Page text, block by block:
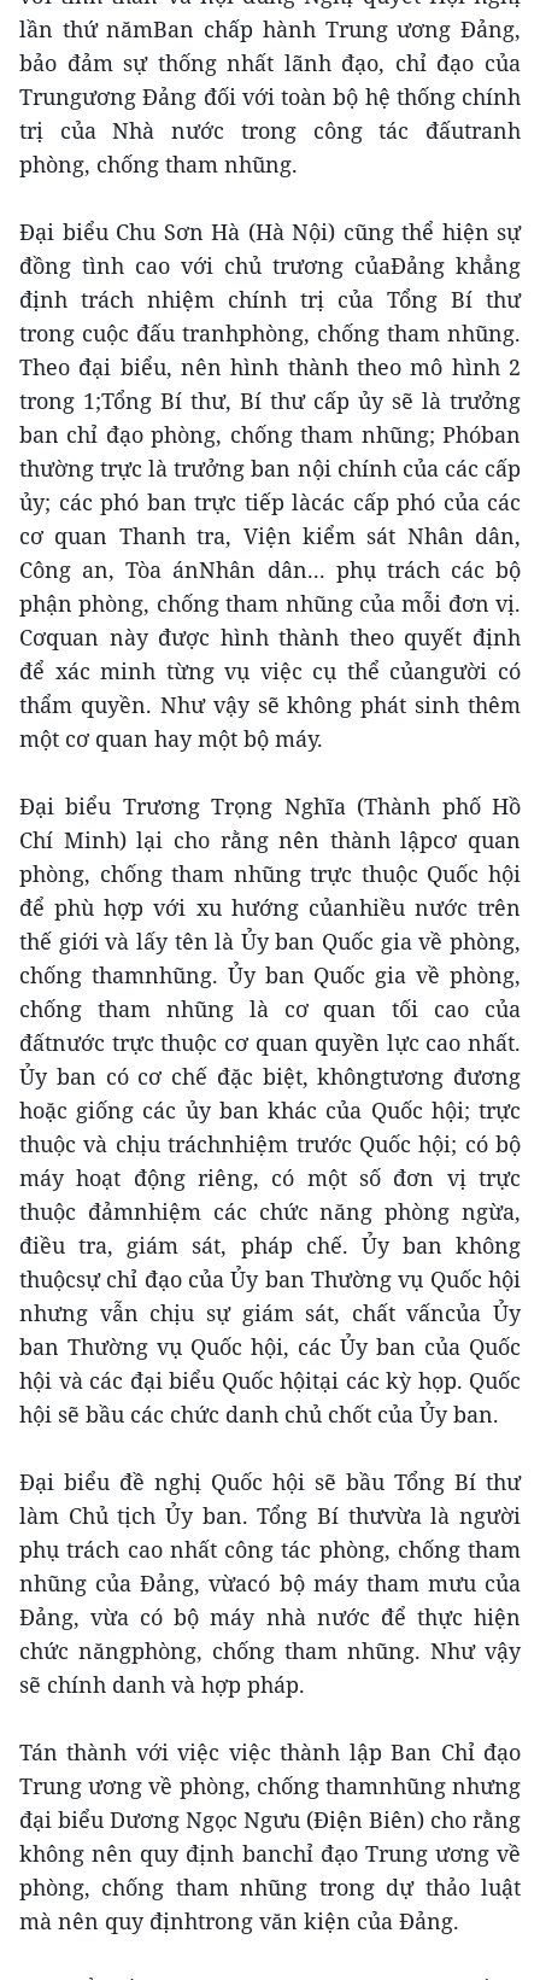
lần thứ nămBan chấp hành Trung ương Đảng,
bảo đảm sự thống nhất lãnh đạo, chỉ đạo của
Trungương Đảng đối với toàn bộ hệ thống chính
trị của Nhà nước trong công tác đấutranh
phòng, chống tham nhũng.
Đại biểu Chu Sơn Hà (Hà Nội) cũng thể hiện sự
đồng tình cao với chủ trương củaĐảng khẳng
định trách nhiệm chính trị của Tổng Bí thư
trong cuộc đấu tranhphòng, chống tham nhũng.
Theo đại biểu, nên hình thành theo mô hình 2
trong 1;Tổng Bí thư, Bí thư cấp ủy sẽ là trưởng
ban chỉ đạo phòng, chống tham nhũng; Phóban
thường trực là trưởng ban nội chính của các cấp
ủy; các phó ban trực tiếp làcác cấp phó của các
cơ quan Thanh tra, Viện kiểm sát Nhân dân,
Công an, Tòa ánNhân dân... phụ trách các bộ
phận phòng, chống tham nhũng của mỗi đơn vị.
Cơquan này được hình thành theo quyết định
để xác minh từng vụ việc cụ thể củangười có
thẩm quyền. Như vậy sẽ không phát sinh thêm
một cơ quan hay một bộ máy.
Đại biểu Trương Trọng Nghĩa (Thành phố Hồ
Chí Minh) lại cho rằng nên thành lậpcơ quan
phòng, chống tham nhũng trực thuộc Quốc hội
để phù hợp với xu hướng củanhiều nước trên
thế giới và lấy tên là Ủy ban Quốc gia về phòng,
chống thamnhũng. Ủy ban Quốc gia về phòng,
chống tham nhũng là cơ quan tối cao của
đấtnước trực thuộc cơ quan quyền lực cao nhất.
Ủy ban có cơ chế đặc biệt, khôngtương đương
hoặc giống các ủy ban khác của Quốc hội; trực
thuộc và chịu tráchnhiệm trước Quốc hội; có bộ
máy hoạt động riêng, có một số đơn vị trực
thuộc đảmnhiệm các chức năng phòng ngừa,
điều tra, giám sát, pháp chế. Ủy ban không
thuộcsự chỉ đạo của Ủy ban Thường vụ Quốc hội
nhưng vẫn chịu sự giám sát, chất vấncủa Ủy
ban Thường vụ Quốc hội, các Ủy ban của Quốc
hội và các đại biểu Quốc hộitại các kỳ họp. Quốc
hội sẽ bầu các chức danh chủ chốt của Ủy ban.
Đại biểu đề nghị Quốc hội sẽ bầu Tổng Bí thư
làm Chủ tịch Ủy ban. Tổng Bí thưvừa là người
phụ trách cao nhất công tác phòng, chống tham
nhũng của Đảng, vừacó bộ máy tham mưu của
Đảng, vừa có bộ máy nhà nước để thực hiện
chức năngphòng, chống tham nhũng. Như vậy
sẽ chính danh và hợp pháp.
Tán thành với việc việc thành lập Ban Chỉ đạo
Trung ương về phòng, chống thamnhũng nhưng
đại biểu Dương Ngọc Ngưu (Điện Biên) cho rằng
không nên quy định banchỉ đạo Trung ương về
phòng, chống tham nhũng trong dự thảo luật
mà nên quy địnhtrong văn kiện của Đảng.